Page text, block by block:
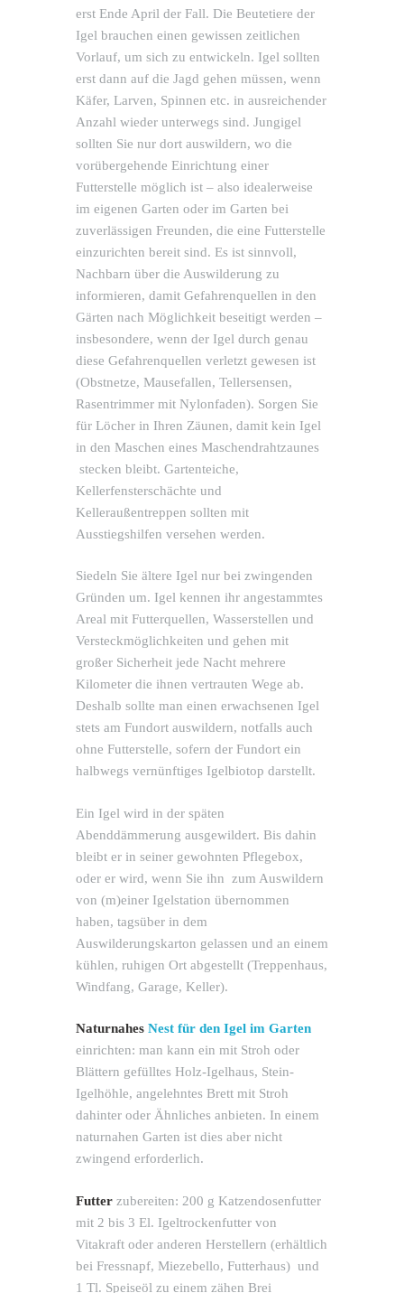
erst Ende April der Fall. Die Beutetiere der
Igel brauchen einen gewissen zeitlichen
Vorlauf, um sich zu entwickeln. Igel sollten
erst dann auf die Jagd gehen müssen, wenn
Käfer, Larven, Spinnen etc. in ausreichender
Anzahl wieder unterwegs sind. Jungigel
sollten Sie nur dort auswildern, wo die
vorübergehende Einrichtung einer
Futterstelle möglich ist – also idealerweise
im eigenen Garten oder im Garten bei
zuverlässigen Freunden, die eine Futterstelle
einzurichten bereit sind. Es ist sinnvoll,
Nachbarn über die Auswilderung zu
informieren, damit Gefahrenquellen in den
Gärten nach Möglichkeit beseitigt werden –
insbesondere, wenn der Igel durch genau
diese Gefahrenquellen verletzt gewesen ist
(Obstnetze, Mausefallen, Tellersensen,
Rasentrimmer mit Nylonfaden). Sorgen Sie
für Löcher in Ihren Zäunen, damit kein Igel
in den Maschen eines Maschendrahtzaunes
stecken bleibt. Gartenteiche,
Kellerfensterschächte und
Kelleraußentreppen sollten mit
Ausstiegshilfen versehen werden.
Siedeln Sie ältere Igel nur bei zwingenden
Gründen um. Igel kennen ihr angestammtes
Areal mit Futterquellen, Wasserstellen und
Versteckmöglichkeiten und gehen mit
großer Sicherheit jede Nacht mehrere
Kilometer die ihnen vertrauten Wege ab.
Deshalb sollte man einen erwachsenen Igel
stets am Fundort auswildern, notfalls auch
ohne Futterstelle, sofern der Fundort ein
halbwegs vernünftiges Igelbiotop darstellt.
Ein Igel wird in der späten
Abenddämmerung ausgewildert. Bis dahin
bleibt er in seiner gewohnten Pflegebox,
oder er wird, wenn Sie ihn zum Auswildern
von (m)einer Igelstation übernommen
haben, tagsüber in dem
Auswilderungskarton gelassen und an einem
kühlen, ruhigen Ort abgestellt (Treppenhaus,
Windfang, Garage, Keller).
Naturnahes Nest für den Igel im Garten
einrichten: man kann ein mit Stroh oder
Blättern gefülltes Holz-Igelhaus, Stein-
Igelhöhle, angelehntes Brett mit Stroh
dahinter oder Ähnliches anbieten. In einem
naturnahen Garten ist dies aber nicht
zwingend erforderlich.
Futter zubereiten: 200 g Katzendosenfutter
mit 2 bis 3 El. Igeltrockenfutter von
Vitakraft oder anderen Herstellern (erhältlich
bei Fressnapf, Miezebello, Futterhaus) und
1 Tl. Speiseöl zu einem zähen Brei